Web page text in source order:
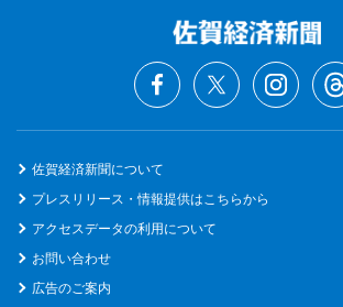
佐賀経済新聞について
プレスリリース・情報提供はこちらから
アクセスデータの利用について
お問い合わせ
広告のご案内